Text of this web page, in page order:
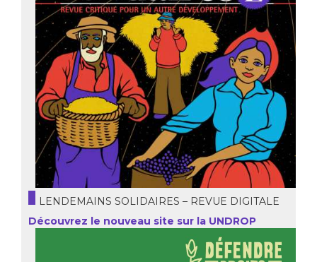
LENDEMAINS SOLIDAIRES – REVUE DIGITALE
Découvrez le nouveau site sur la UNDROP